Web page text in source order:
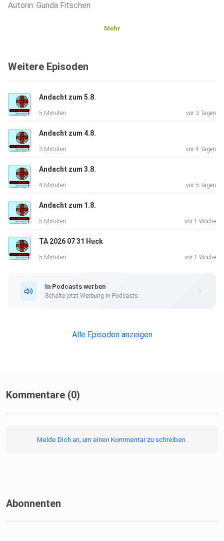
Autorin: Gunda Fitschen
Mehr
Weitere Episoden
Andacht zum 5.8.
5 Minuten vor 3 Tagen
Andacht zum 4.8.
3 Minuten vor 4 Tagen
Andacht zum 3.8.
4 Minuten vor 5 Tagen
Andacht zum 1.8.
5 Minuten vor 1 Woche
TA 2026 07 31 Huck
5 Minuten vor 1 Woche
In Podcasts werben
Schalte jetzt Werbung in Podcasts.
Alle Episoden anzeigen
Kommentare (0)
Melde Dich an, um einen Kommentar zu schreiben.
Abonnenten